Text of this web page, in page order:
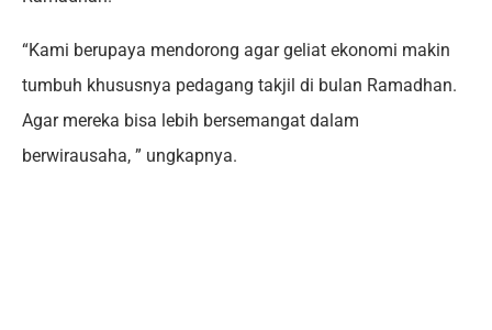
“Kami berupaya mendorong agar geliat ekonomi makin
tumbuh khususnya pedagang takjil di bulan Ramadhan.
Agar mereka bisa lebih bersemangat dalam
berwirausaha, ” ungkapnya.